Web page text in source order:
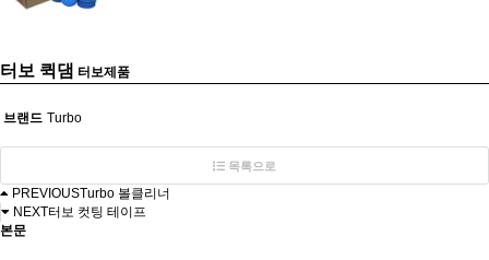
터보 퀵댐 터보제품
브랜드 Turbo
목록으로
PREVIOUSTurbo 볼클리너
NEXT터보 컷팅 테이프
본문